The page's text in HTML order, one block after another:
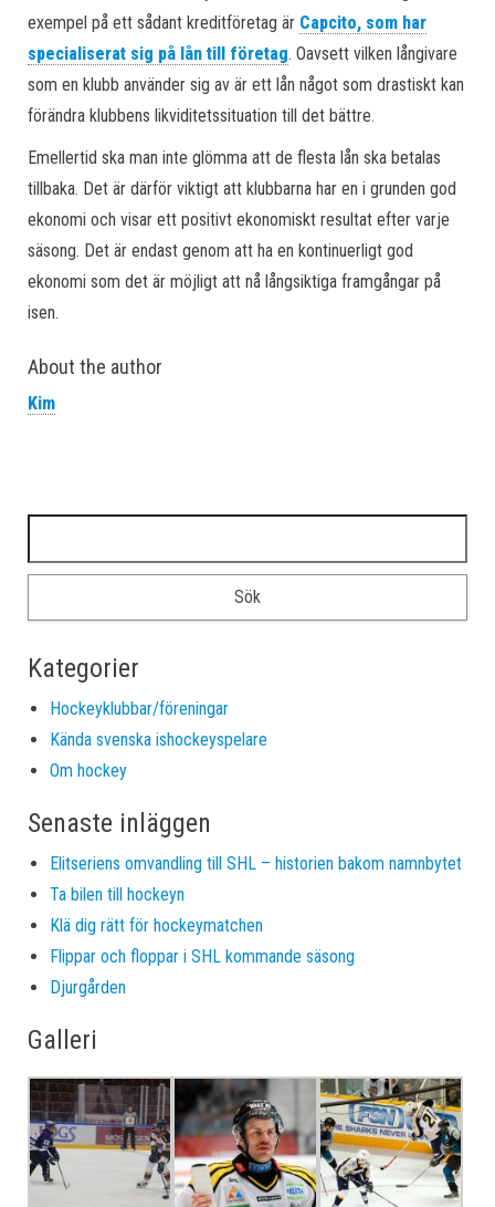
exempel på ett sådant kreditföretag är Capcito, som har
specialiserat sig på lån till företag. Oavsett vilken långivare
som en klubb använder sig av är ett lån något som drastiskt kan
förändra klubbens likviditetssituation till det bättre.
Emellertid ska man inte glömma att de flesta lån ska betalas
tillbaka. Det är därför viktigt att klubbarna har en i grunden god
ekonomi och visar ett positivt ekonomiskt resultat efter varje
säsong. Det är endast genom att ha en kontinuerligt god
ekonomi som det är möjligt att nå långsiktiga framgångar på
isen.
About the author
Kim
Kategorier
Hockeyklubbar/föreningar
Kända svenska ishockeyspelare
Om hockey
Senaste inläggen
Elitseriens omvandling till SHL – historien bakom namnbytet
Ta bilen till hockeyn
Klä dig rätt för hockeymatchen
Flippar och floppar i SHL kommande säsong
Djurgården
Galleri